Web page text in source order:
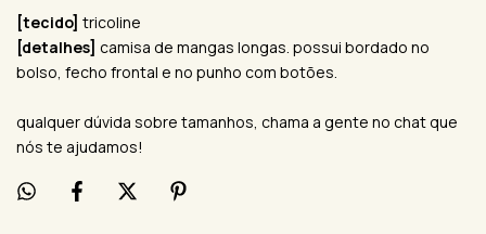
[tecido] tricoline
[detalhes] camisa de mangas longas. possui bordado no
bolso, fecho frontal e no punho com botões.
qualquer dúvida sobre tamanhos, chama a gente no chat que
nós te ajudamos!